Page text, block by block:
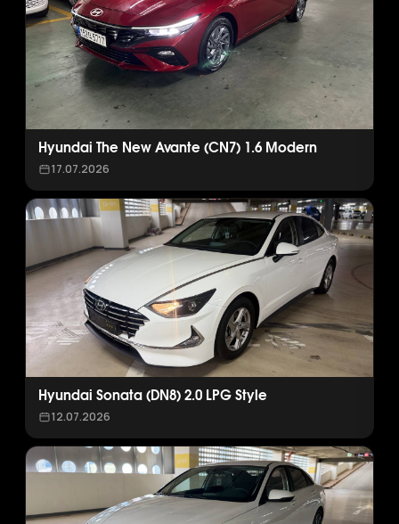
Hyundai The New Avante (CN7) 1.6 Modern
17.07.2026
Hyundai Sonata (DN8) 2.0 LPG Style
12.07.2026